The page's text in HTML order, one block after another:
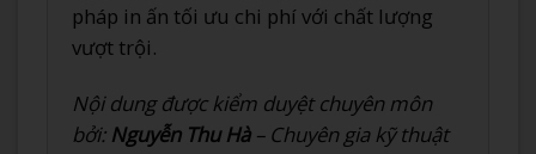
pháp in ấn tối ưu chi phí với chất lượng
vượt trội.
Nội dung được kiểm duyệt chuyên môn
bởi: Nguyễn Thu Hà– Chuyên gia kỹ thuật